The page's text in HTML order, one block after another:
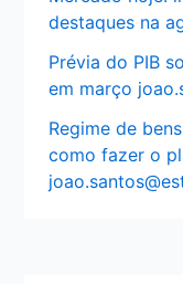
destaques na
Prévia do PIB
em março
Regime de
como fazer o